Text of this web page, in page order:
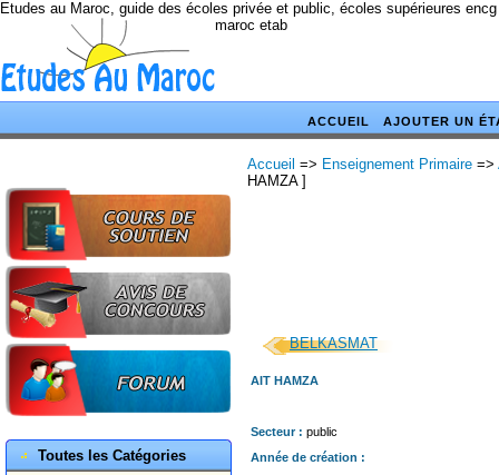
Etudes au Maroc, guide des écoles privée et public, écoles supérieures
maroc etab
ACCUEIL AJOUTER UN
Toutes les Catégories
Accueil => Enseignement Primaire =>
HAMZA ]
BELKASMAT
AIT HAMZA
Secteur : public
Année de création :